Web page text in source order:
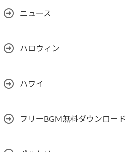
ニュース
ハロウィン
ハワイ
フリーBGM無料ダウンロード